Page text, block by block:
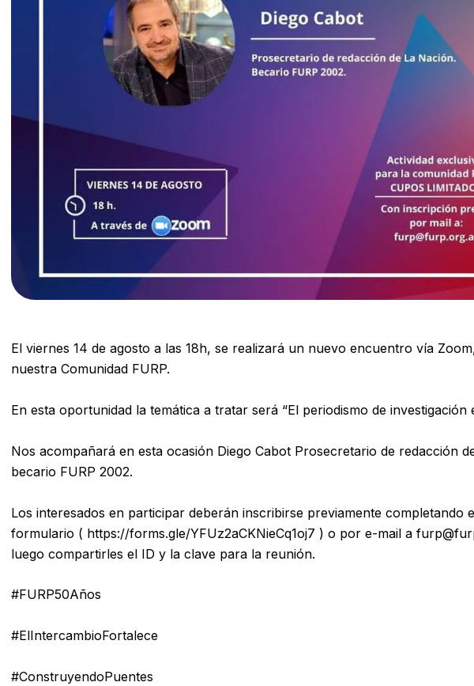
El viernes 14 de agosto a las 18h, se realizará un nuevo encuentro vía
nuestra Comunidad FURP.
En esta oportunidad la temática a tratar será “El periodismo de investigación
Nos acompañará en esta ocasión Diego Cabot Prosecretario de redacción
becario FURP 2002.
Los interesados en participar deberán inscribirse previamente completando
formulario ( https://forms.gle/YFUz2aCKNieCq1oj7 ) o por e-mail a
luego compartirles el ID y la clave para la reunión.
#FURP50Años
#ElIntercambioFortalece
#ConstruyendoPuentes